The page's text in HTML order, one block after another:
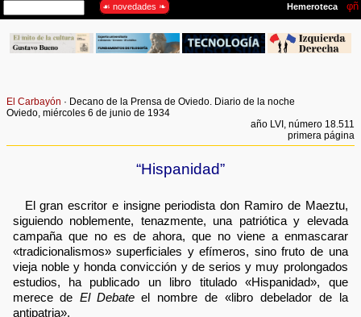
El Carbayón · Decano de la Prensa de Oviedo. Diario de la noche
Oviedo, miércoles 6 de junio de 1934
año LVI, número 18.511
primera página
“Hispanidad”
El gran escritor e insigne periodista don Ramiro de Maeztu,
siguiendo noblemente, tenazmente, una patriótica y elevada
campaña que no es de ahora, que no viene a enmascarar
«tradicionalismos» superficiales y efímeros, sino fruto de una
vieja noble y honda convicción y de serios y muy prolongados
estudios, ha publicado un libro titulado «Hispanidad», que
merece de El Debateel nombre de «libro debelador de la
antipatria».